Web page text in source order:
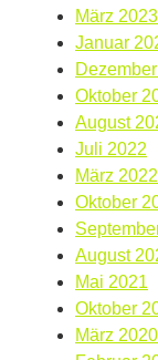
März 2023
Januar
Oktober
August
Juli 2022
März 2022
Oktober
August
Mai 2021
Oktober
März 2020